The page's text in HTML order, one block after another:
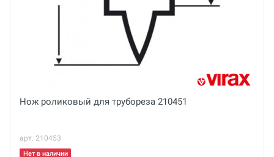
Габариты с упаковкой (ДхШхВ)
Нож роликовый для трубореза 210451
арт. 210453
Нет в наличии